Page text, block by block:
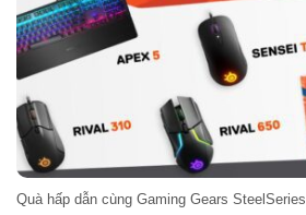
Quà hấp dẫn cùng Gaming Gears SteelSeries